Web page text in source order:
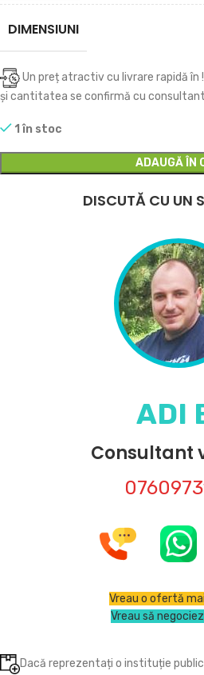
DIMENSIUNI
Un preț atractiv cu livrare rapidă în
și cantitatea se confirmă cu
1 în stoc
ADAUGĂ ÎN
DISCUTĂ CU UN
ADI
Consultant
Vreau o ofertă
Vreau să
Dacă reprezentați o instituție